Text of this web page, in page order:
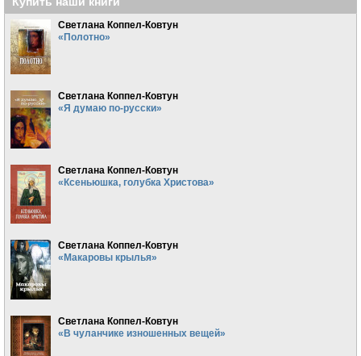
Светлана Коппел-Ковтун
«Полотно»
Светлана Коппел-Ковтун
«Я думаю по-русски»
Светлана Коппел-Ковтун
«Ксеньюшка, голубка Христова»
Светлана Коппел-Ковтун
«Макаровы крылья»
Светлана Коппел-Ковтун
«В чуланчике изношенных вещей»